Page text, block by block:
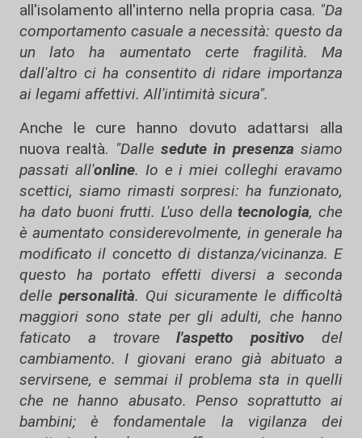
all'isolamento all'interno nella propria casa. "Da
comportamento casuale a necessità: questo da
un lato ha aumentato certe fragilità. Ma
dall'altro ci ha consentito di ridare importanza
ai legami affettivi. All'intimità sicura".
Anche le cure hanno dovuto adattarsi alla
nuova realtà. "Dallesedute in presenza siamo
passati all'online. Io e i miei colleghi eravamo
scettici, siamo rimasti sorpresi: ha funzionato,
ha dato buoni frutti. L'uso della tecnologia, che
è aumentato considerevolmente, in generale ha
modificato il concetto di distanza/vicinanza. E
questo ha portato effetti diversi a seconda
delle personalità. Qui sicuramente le difficoltà
maggiori sono state per gli adulti, che hanno
faticato a trovare l'aspetto positivo del
cambiamento. I giovani erano già abituato a
servirsene, e semmai il problema sta in quelli
che ne hanno abusato. Penso soprattutto ai
bambini; è fondamentale la vigilanza dei